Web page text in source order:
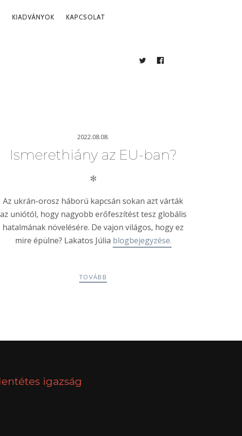
KIADVÁNYOK KAPCSOLAT
TWITTERFACEBOOK
2022.08.08.
Ismerethiány az EU-ban?
✻
Az ukrán-orosz háború kapcsán sokan azt várták
az uniótól, hogy nagyobb erőfeszítést tesz globális
hatalmának növelésére. De vajon világos, hogy ez
mire épülne? Lakatos Júlia blogbejegyzése.
TOVÁBB
igazság